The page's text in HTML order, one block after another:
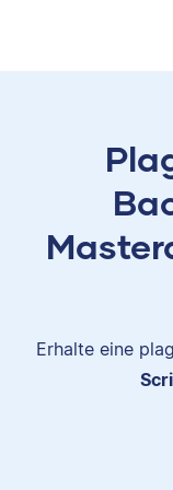
Erhalte eine